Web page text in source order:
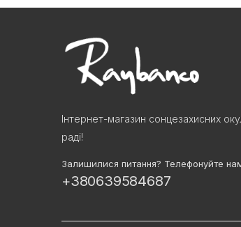
Інтернет-магазин сонцезахисних
раді!
Залишилися питання? Телефонуйте
+380639584687